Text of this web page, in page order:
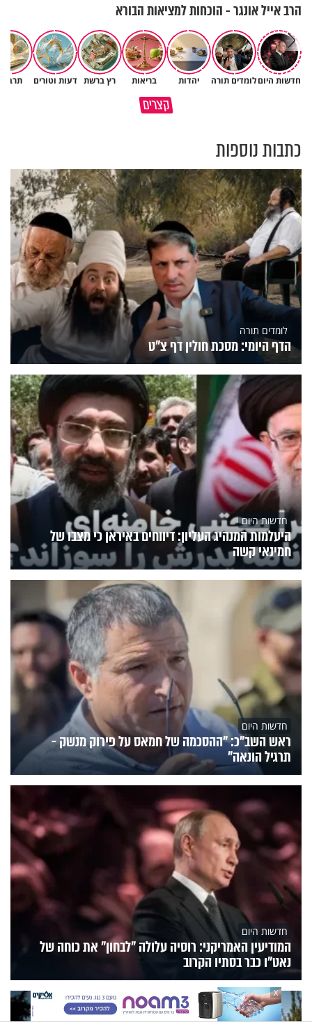
הרב אייל אונגר - הוכחות למציאות הבורא
חדשות היוםלומדים תורה יהדות בריאות רץ ברשת דעות וטורים
קצריםמדוע האמונה נמשלה למלח?
גם ׳הרע׳ זה הרחמים של בורא
כתבות נוספות
לומדים תורה
הדף היומי: מסכת חולין דף צ"ט
חדשות היום
היעלמות המנהיג העליון: דיווחים באיראן כי מצבו של
חמינאי קשה
חדשות היום
ראש השב"כ: "ההסכמה של חמאס על פירוק מנשק -
תרגיל הונאה"
חדשות היום
המודיעין האמריקני: רוסיה עלולה "לבחון" את כוחה של
נאט"ו כבר בסתיו הקרוב
X